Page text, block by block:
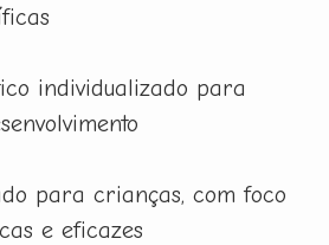
individualizado para
para crianças, com foco
e eficazes